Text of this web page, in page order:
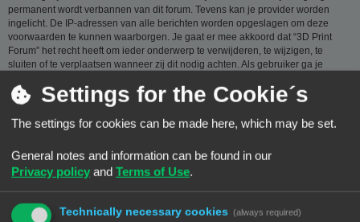
permanent wordt verbannen van dit forum. Tevens kan je provider worden
ingelicht. De IP-adressen van alle berichten worden opgeslagen om deze
voorwaarden te kunnen waarborgen. Je gaat er mee akkoord dat “3D Print
Forum” het recht heeft om ieder onderwerp te verwijderen, te wijzigen, te
sluiten of te verplaatsen wanneer zij dit nodig achten. Als gebruiker ga je
een database. Hoewel deze informatie niet aan een derde partij zal worden
verstrekt zónder je toestemming, kan “3D Print Forum” nóch phpBB
verantwoordelijk worden gehouden voor een hackpoging die ertoe kan leiden
dat de gegevens vrijkomen.
Je gaat akkoord met de regels die zijn samengesteld door de beheerders van
dit forum.: Bekijk de regels van dit Forum
Privacybeleid
Deze website is eigendom van de beheerder van 3Dprintforum.eu
Settings for the Cookie´s
The settings for cookies can be made here, which may be set.
General notes and information can be found in our
Privacy policy and Terms of Use.
Technically necessary cookies (always required)